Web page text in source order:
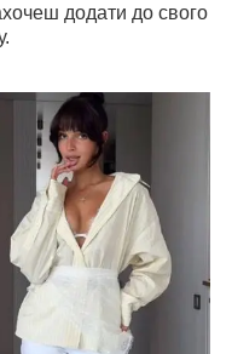
додати до свого